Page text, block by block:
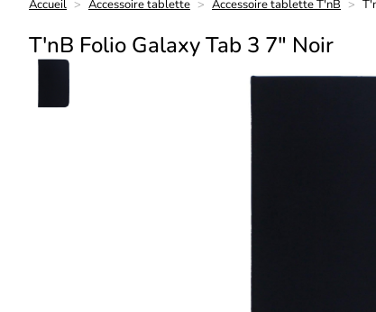
Accueil > Accessoire tablette > Accessoire tablette T'nB >
T'nB Folio Galaxy Tab 3 7" Noir